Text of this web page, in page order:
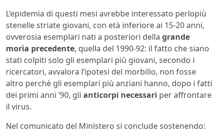
L’epidemia di questi mesi avrebbe interessato perlopiù
stenelle striate giovani, con età inferiore ai 15-20 anni,
ovverosia esemplari nati a posteriori della grande
morìa precedente, quella del 1990-92: il fatto che siano
stati colpiti solo gli esemplari più giovani, secondo i
ricercatori, avvalora l’ipotesi del morbillo, non fosse
altro perchè gli esemplari più anziani hanno, dopo i fatti
dei primi anni ’90, gli anticorpi necessari per affrontare
il virus.
Nel comunicato del Ministero si conclude sostenendo: